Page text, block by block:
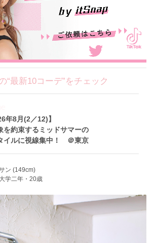
“最新10コーデ”をチェック
年8月(2／12)】
を約束するミッドサマーの
イルに視線集中！ ＠東京
ン (149cm)
学二年・20歳